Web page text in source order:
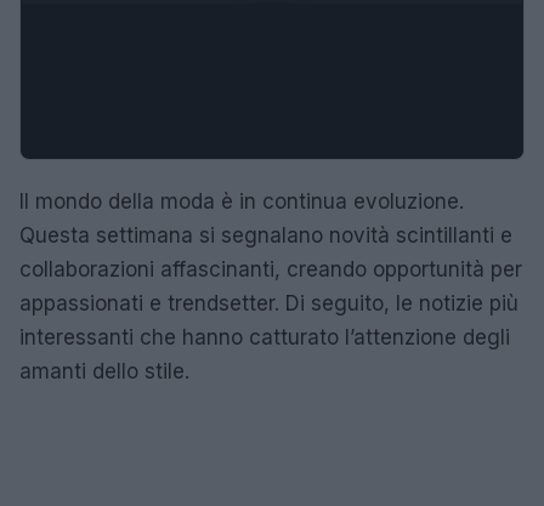
Il mondo della moda è in continua evoluzione.
Questa settimana si segnalano novità scintillanti e
collaborazioni affascinanti, creando opportunità per
appassionati e trendsetter. Di seguito, le notizie più
interessanti che hanno catturato l’attenzione degli
amanti dello stile.